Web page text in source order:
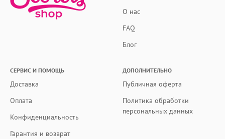
О нас
FAQ
Блог
СЕРВИС И ПОМОЩЬ
Доставка
Оплата
Конфиденциальность
Гарантия и возврат
ДОПОЛНИТЕЛЬНО
Публичная оферта
Политика обработки
персональных данных